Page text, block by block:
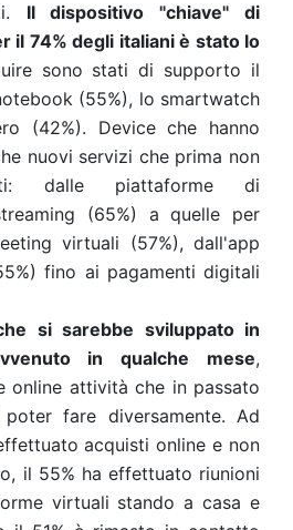
Il dispositivo "chiave" di
il 74% degli italiani è stato lo
sono stati di supporto il
(55%), lo smartwatch
(42%). Device che hanno
nuovi servizi che prima non
dalle piattaforme di
(65%) a quelle per
virtuali (57%), dall'app
fino ai pagamenti digitali
si sarebbe sviluppato in
in qualche mese,
online attività che in passato
fare diversamente. Ad
acquisti online e non
il 55% ha effettuato riunioni
virtuali stando a casa e